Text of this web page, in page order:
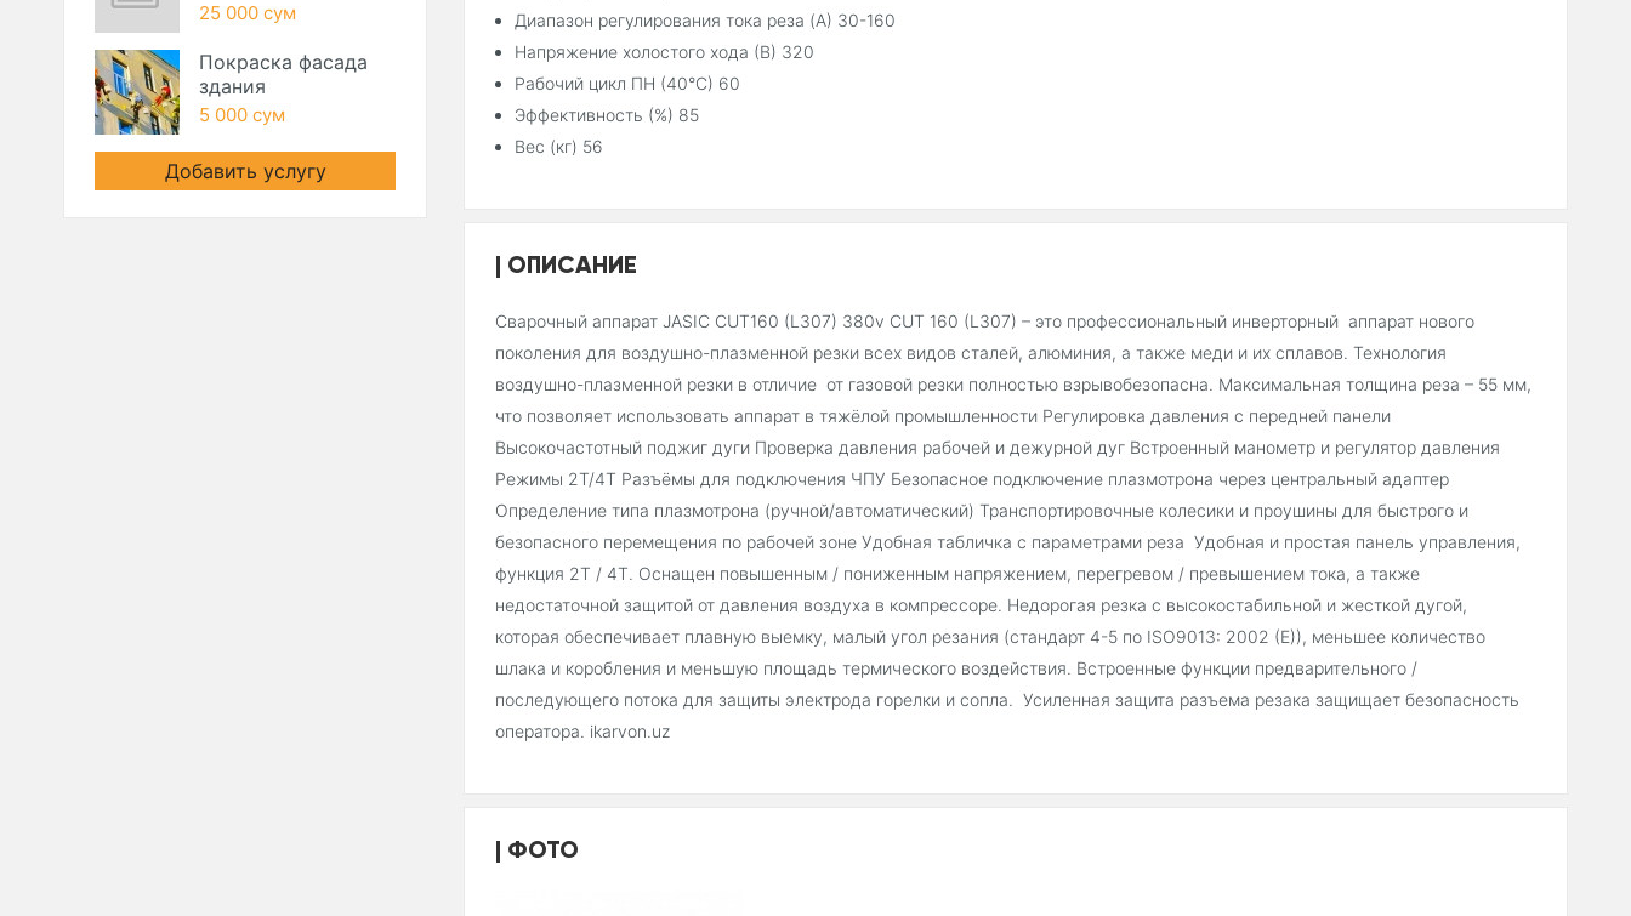
Диапазон регулирования тока реза (A) 30-160
Напряжение холостого хода (В) 320
Рабочий цикл ПН (40°C) 60
Эффективность (%) 85
Вес (кг) 56
ОПИСАНИЕ
Сварочный аппарат JASIC CUT160 (L307) 380v CUT 160 (L307) – это профессиональный инверторный аппарат нового
поколения для воздушно-плазменной резки всех видов сталей, алюминия, а также меди и их сплавов. Технология
воздушно-плазменной резки в отличие от газовой резки полностью взрывобезопасна. Максимальная толщина реза – 55 мм,
что позволяет использовать аппарат в тяжёлой промышленности Регулировка давления с передней панели
Высокочастотный поджиг дуги Проверка давления рабочей и дежурной дуг Встроенный манометр и регулятор давления
Режимы 2Т/4Т Разъёмы для подключения ЧПУ Безопасное подключение плазмотрона через центральный адаптер
Определение типа плазмотрона (ручной/автоматический) Транспортировочные колесики и проушины для быстрого и
безопасного перемещения по рабочей зоне Удобная табличка с параметрами реза Удобная и простая панель управления,
функция 2T / 4T. Оснащен повышенным / пониженным напряжением, перегревом / превышением тока, а также
недостаточной защитой от давления воздуха в компрессоре. Недорогая резка с высокостабильной и жесткой дугой,
которая обеспечивает плавную выемку, малый угол резания (стандарт 4-5 по ISO9013: 2002 (E)), меньшее количество
шлака и коробления и меньшую площадь термического воздействия. Встроенные функции предварительного /
последующего потока для защиты электрода горелки и сопла. Усиленная защита разъема резака защищает безопасность
оператора. ikarvon.uz
ФОТО
25 000 сум
Покраска фасада
здания
5 000 сум
Добавить услугу